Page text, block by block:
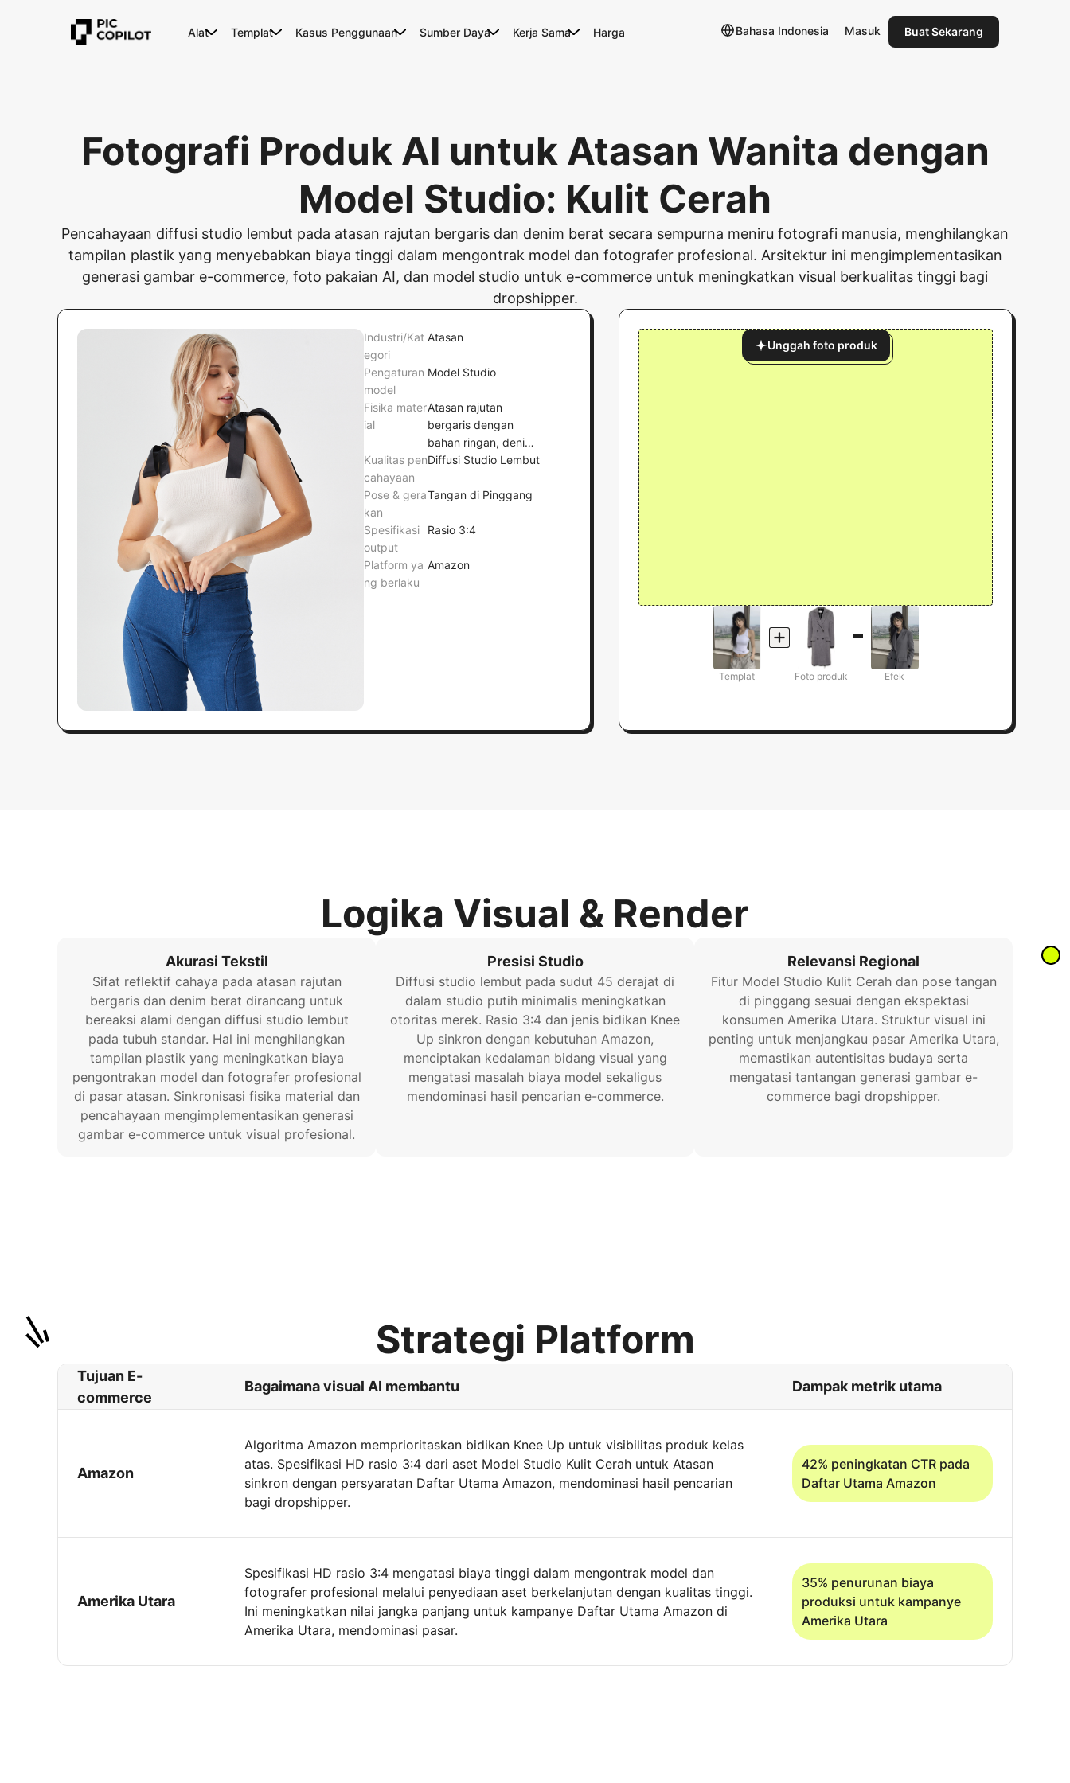
Alat Templat Kasus Penggunaan Sumber Daya Kerja Sama Harga Bahasa Indonesia Masuk Buat Sekarang
Fotografi Produk AI untuk Atasan Wanita dengan
Model Studio: Kulit Cerah
Pencahayaan diffusi studio lembut pada atasan rajutan bergaris dan denim berat secara sempurna meniru fotografi manusia, menghilangkan
tampilan plastik yang menyebabkan biaya tinggi dalam mengontrak model dan fotografer profesional. Arsitektur ini mengimplementasikan
generasi gambar e-commerce, foto pakaian AI, dan model studio untuk e-commerce untuk meningkatkan visual berkualitas tinggi bagi
dropshipper.
Industri/Kat
egori
Atasan
Pengaturan
model
Model Studio
Fisika mater
ial
Atasan rajutan
bergaris dengan
bahan ringan, denim
berat dengan struktur
Kualitas pen
cahayaan
Diffusi Studio Lembut
Pose & gera
kan
Tangan di Pinggang
Spesifikasi
output
Rasio 3:4
Platform ya
ng berlaku
Amazon
Unggah foto produk
Templat Foto produk Efek
Logika Visual & Render
Akurasi Tekstil
Sifat reflektif cahaya pada atasan rajutan
bergaris dan denim berat dirancang untuk
bereaksi alami dengan diffusi studio lembut
pada tubuh standar. Hal ini menghilangkan
tampilan plastik yang meningkatkan biaya
pengontrakan model dan fotografer profesional
di pasar atasan. Sinkronisasi fisika material dan
pencahayaan mengimplementasikan generasi
gambar e-commerce untuk visual profesional.
Presisi Studio
Diffusi studio lembut pada sudut 45 derajat di
dalam studio putih minimalis meningkatkan
otoritas merek. Rasio 3:4 dan jenis bidikan Knee
Up sinkron dengan kebutuhan Amazon,
menciptakan kedalaman bidang visual yang
mengatasi masalah biaya model sekaligus
mendominasi hasil pencarian e-commerce.
Relevansi Regional
Fitur Model Studio Kulit Cerah dan pose tangan
di pinggang sesuai dengan ekspektasi
konsumen Amerika Utara. Struktur visual ini
penting untuk menjangkau pasar Amerika Utara,
memastikan autentisitas budaya serta
mengatasi tantangan generasi gambar e-
commerce bagi dropshipper.
Strategi Platform
Tujuan E-
commerce
Bagaimana visual AI membantu Dampak metrik utama
Amazon
Algoritma Amazon memprioritaskan bidikan Knee Up untuk visibilitas produk kelas
atas. Spesifikasi HD rasio 3:4 dari aset Model Studio Kulit Cerah untuk Atasan
sinkron dengan persyaratan Daftar Utama Amazon, mendominasi hasil pencarian
bagi dropshipper.
42% peningkatan CTR pada
Daftar Utama Amazon
Amerika Utara
Spesifikasi HD rasio 3:4 mengatasi biaya tinggi dalam mengontrak model dan
fotografer profesional melalui penyediaan aset berkelanjutan dengan kualitas tinggi.
Ini meningkatkan nilai jangka panjang untuk kampanye Daftar Utama Amazon di
Amerika Utara, mendominasi pasar.
35% penurunan biaya
produksi untuk kampanye
Amerika Utara